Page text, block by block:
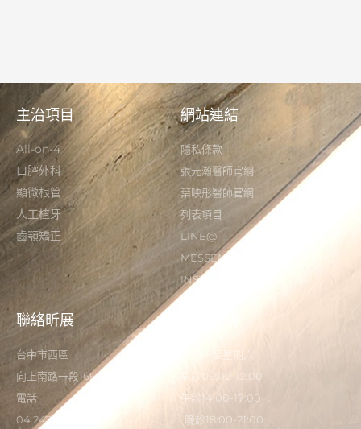
主治項目
All-on-4
口腔外科
顯微根管
人工植牙
齒顎矯正
網站連結
隱私條款
張元瀚醫師官網
葉映彤醫師官網
列表項目
LINE@
MESSENGER
INSTAGRAM
聯絡昕展
台中市西區
向上南路一段166-5號
電話
04 2473 0325
星期一至星期六
早診09:00-12:00
午診14:00-17:00
晚診18:00-21:00